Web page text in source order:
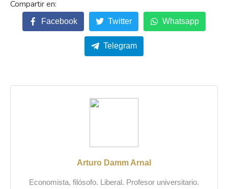
Facebook Twitter Whatsapp
Telegram
Arturo Damm Arnal
Economista, filósofo. Liberal. Profesor universitario.